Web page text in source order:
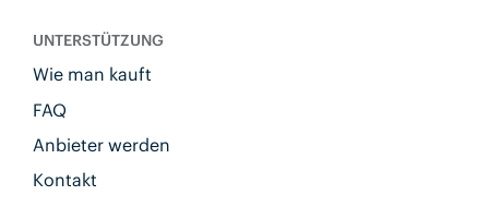
UNTERSTÜTZUNG
Wie man kauft
FAQ
Anbieter werden
Kontakt